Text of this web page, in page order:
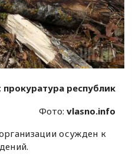
прокуратура республик
Фото:vlasno.info
осужден к